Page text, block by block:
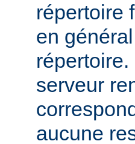
répertoire
en
serveur
aucune